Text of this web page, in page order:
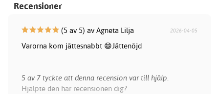
Recensioner
(5 av 5) av Agneta Lilja 2026-04-05
Varorna kom jättesnabbt 😄Jättenöjd
5 av 7 tyckte att denna recension var till hjälp.
Hjälpte den här recensionen dig?